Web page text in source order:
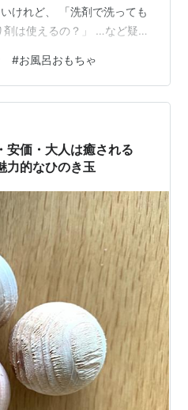
けれど、 「洗剤で洗っても
は使えるの？」 …など疑問
いてまとめました。 しっか
にも安全に遊んでもらいま
おもちゃのカビ取り方法 ①
漂白剤でつけ置き洗い ③
ゃにカビが生えないように
…
#お風呂おもちゃ
安価・大人は癒される
力的なひのき玉